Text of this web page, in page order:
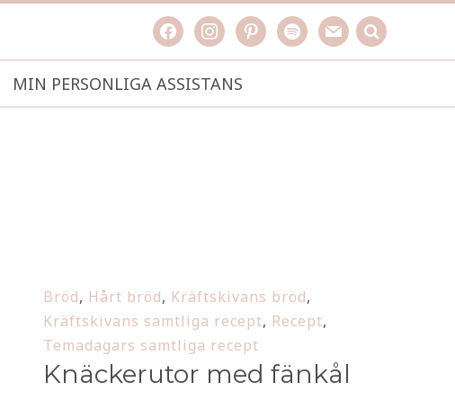
facebookinstagrampinterestspotifymail search
MIN PERSONLIGA ASSISTANS
Bröd, Hårt bröd, Kräftskivans bröd,
Kräftskivans samtliga recept, Recept,
Temadagars samtliga recept
Knäckerutor med fänkål